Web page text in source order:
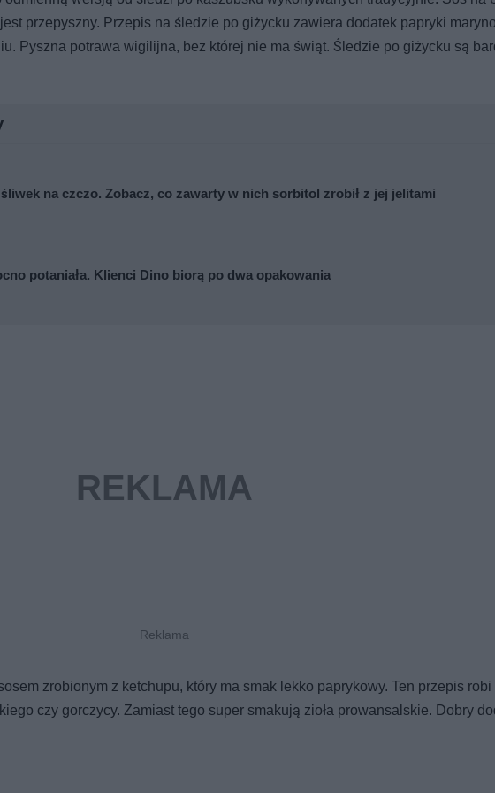
przepyszny. Przepis na śledzie po giżycku zawiera dodatek papryki
Pyszna potrawa wigilijna, bez której nie ma świąt. Śledzie po giżycku są
na czczo. Zobacz, co zawarty w nich sorbitol zrobił z jej jelitami
potaniała. Klienci Dino biorą po dwa opakowania
zrobionym z ketchupu, który ma smak lekko paprykowy. Ten przepis robi
czy gorczycy. Zamiast tego super smakują zioła prowansalskie. Dobry